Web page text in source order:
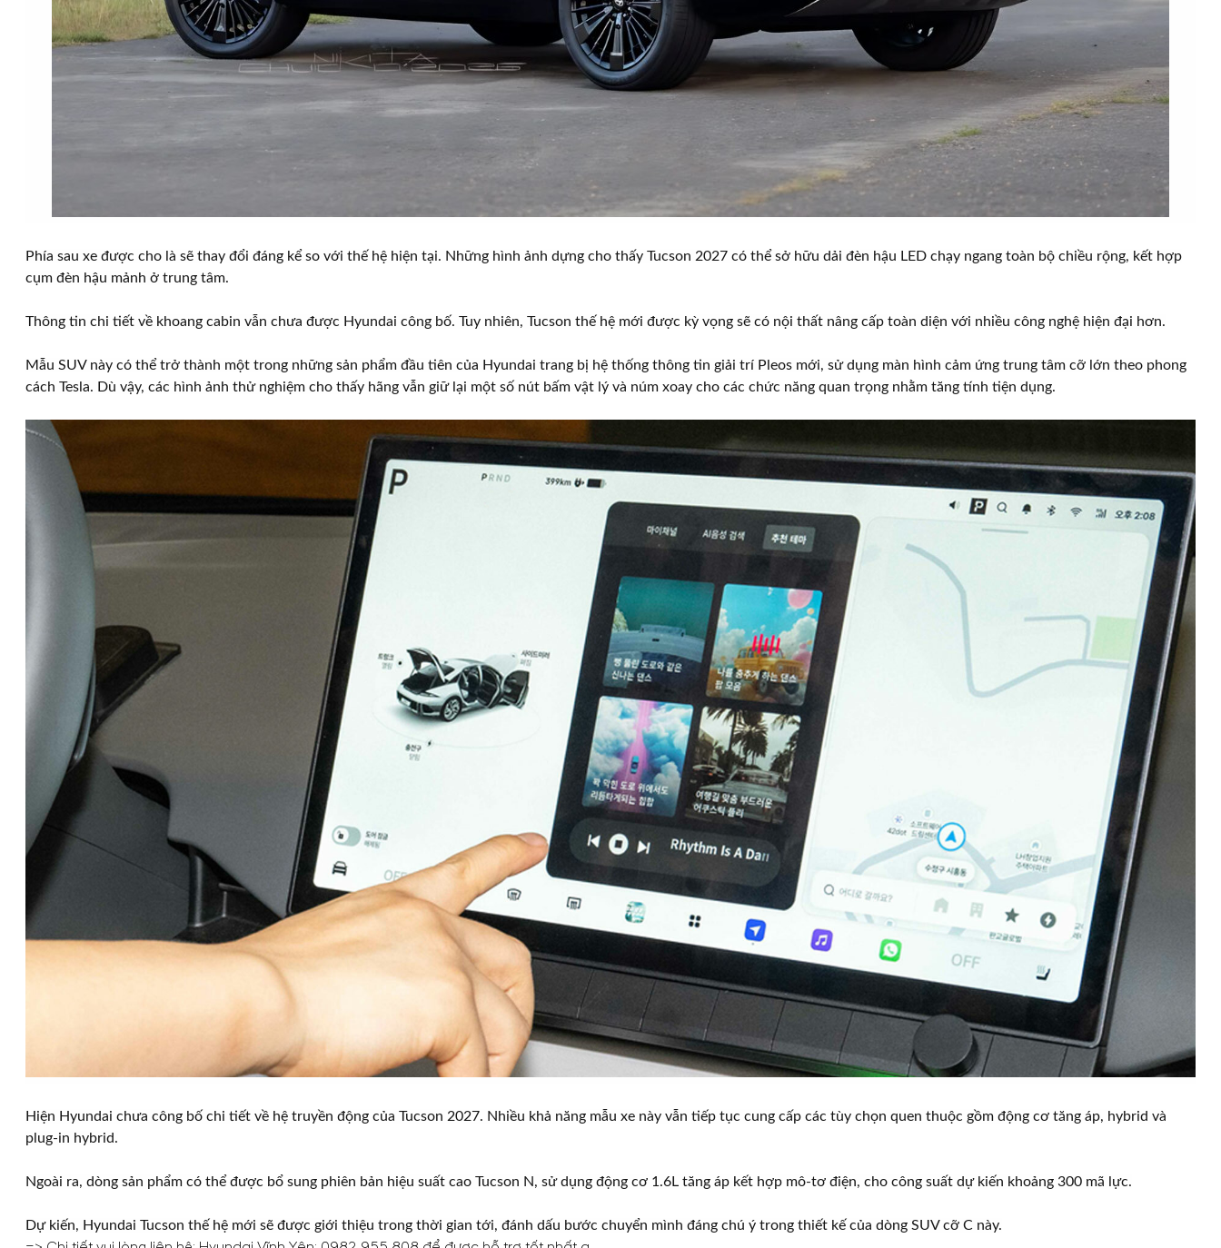
Phía sau xe được cho là sẽ thay đổi đáng kể so với thế hệ hiện tại. Những hình ảnh dựng cho thấy Tucson 2027 có thể sở hữu dải đèn hậu LED chạy ngang toàn bộ chiều rộng, kết hợp
cụm đèn hậu mảnh ở trung tâm.
Thông tin chi tiết về khoang cabin vẫn chưa được Hyundai công bố. Tuy nhiên, Tucson thế hệ mới được kỳ vọng sẽ có nội thất nâng cấp toàn diện với nhiều công nghệ hiện đại hơn.
Mẫu SUV này có thể trở thành một trong những sản phẩm đầu tiên của Hyundai trang bị hệ thống thông tin giải trí Pleos mới, sử dụng màn hình cảm ứng trung tâm cỡ lớn theo phong
cách Tesla. Dù vậy, các hình ảnh thử nghiệm cho thấy hãng vẫn giữ lại một số nút bấm vật lý và núm xoay cho các chức năng quan trọng nhằm tăng tính tiện dụng.
Hiện Hyundai chưa công bố chi tiết về hệ truyền động của Tucson 2027. Nhiều khả năng mẫu xe này vẫn tiếp tục cung cấp các tùy chọn quen thuộc gồm động cơ tăng áp, hybrid và
plug-in hybrid.
Ngoài ra, dòng sản phẩm có thể được bổ sung phiên bản hiệu suất cao Tucson N, sử dụng động cơ 1.6L tăng áp kết hợp mô-tơ điện, cho công suất dự kiến khoảng 300 mã lực.
Dự kiến, Hyundai Tucson thế hệ mới sẽ được giới thiệu trong thời gian tới, đánh dấu bước chuyển mình đáng chú ý trong thiết kế của dòng SUV cỡ C này.